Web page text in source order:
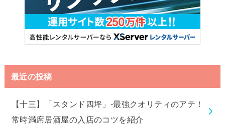
最近の投稿
【十三】「スタンド四坪」-最強クオリティのアテ！
常時満席居酒屋の入店のコツを紹介